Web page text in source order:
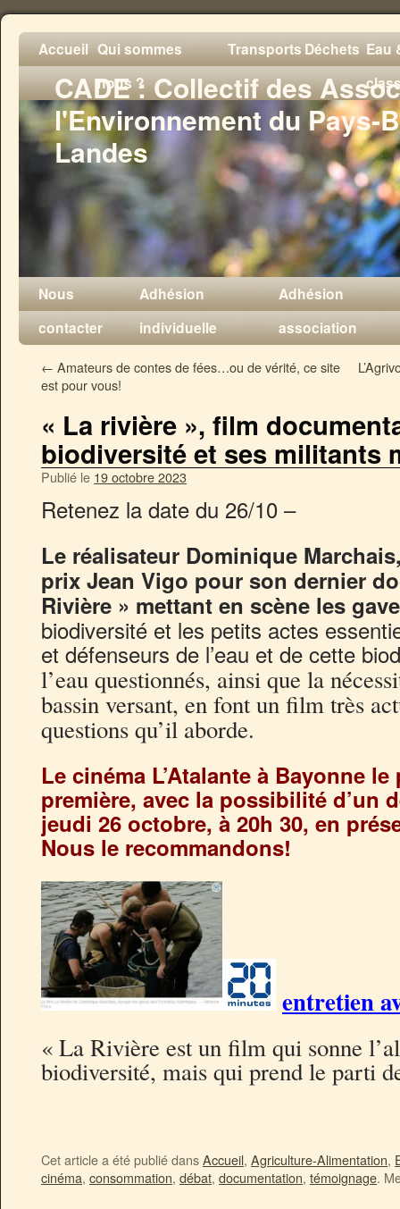
CADE : Collectif des
l'Environnement du Pays-
Landes
Accueil Qui sommes
nous ?
TransportsDéchets Eau
Nous
contacter
Adhésion
individuelle
Adhésion
association
← Amateurs de contes de fées…ou de vérité, ce site
est pour vous!
« La rivière », film
biodiversité et ses militants
Publié le 19 octobre 2023
Retenez la date du 26/10 –
Le réalisateur Dominique
prix Jean Vigo pour son dernier
Rivière » mettant en scène les
biodiversité et les petits actes
et défenseurs de l’eau et de cette
l’eau questionnés, ainsi que la
bassin versant, en font un film très
questions qu’il aborde.
Le cinéma L’Atalante à Bayonne
première, avec la possibilité d’un
jeudi 26 octobre, à 20h 30, en
Nous le recommandons!
entretien
« La Rivière est un film qui sonne
biodiversité, mais qui prend le parti
Cet article a été publié dansAccueil, Agriculture-Alimentation,
cinéma, consommation, débat, documentation, témoignage.